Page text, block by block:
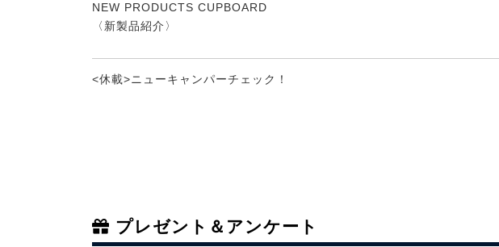
NEW PRODUCTS CUPBOARD
〈新製品紹介〉
<休載>ニューキャンパーチェック！
プレゼント＆アンケート